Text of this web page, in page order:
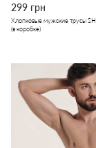
299 грн
Хлопковые мужские трусы
(в коробке)